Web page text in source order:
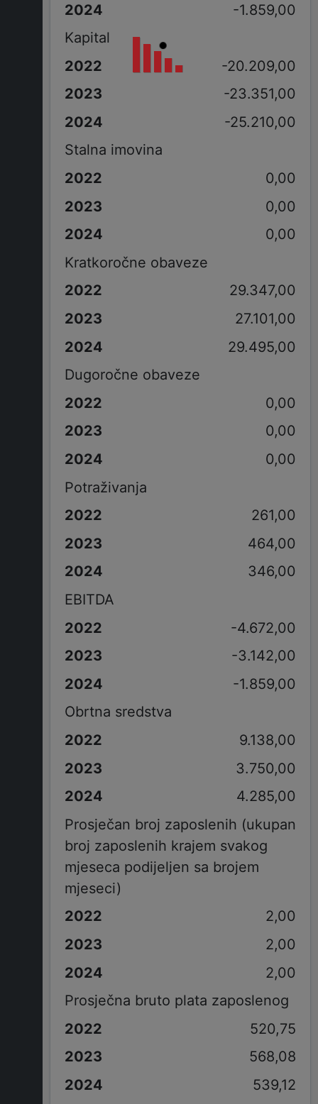
-1.859,00
Kapital
-20.209,00
-23.351,00
-25.210,00
Stalna imovina
0,00
0,00
0,00
Kratkoročne obaveze
29.347,00
27.101,00
29.495,00
Dugoročne obaveze
0,00
0,00
0,00
Potraživanja
261,00
464,00
346,00
EBITDA
-4.672,00
-3.142,00
-1.859,00
Obrtna sredstva
9.138,00
3.750,00
4.285,00
Prosječan broj zaposlenih (ukupan
broj zaposlenih krajem svakog
mjeseca podijeljen sa brojem
mjeseci)
2,00
2,00
2,00
Prosječna bruto plata zaposlenog
520,75
568,08
539,12